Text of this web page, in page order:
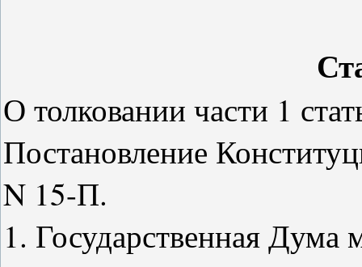
О толковании части 1
Постановление
N 15-П.
1. Государственная